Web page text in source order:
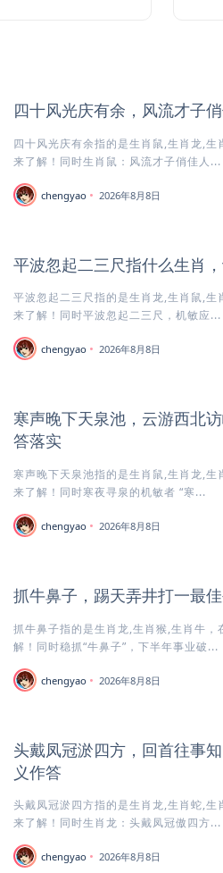
四十风光庆有余，风流才子
四十风光庆有余指的是生肖鼠,生肖龙,
来了解！同时生肖鼠：风流才子俏佳人...
chengyao 2026年8月8日
平波忽起二三尺指什么生肖
平波忽起二三尺指的是生肖龙,生肖鼠,
来了解！同时平波忽起二三尺，机敏应...
chengyao 2026年8月8日
寒声晚下天泉池，云游西北
答落实
寒声晚下天泉池指的是生肖鼠,生肖龙,
来了解！同时寒夜寻泉的机敏者 “寒...
chengyao 2026年8月8日
抓牛鼻子，踢天弄井打一最
抓牛鼻子指的是生肖龙,生肖猴,生肖牛
解！同时稳抓“牛鼻子”，下半年事业破...
chengyao 2026年8月8日
头戴凤冠淤四方，回首往事
义作答
头戴凤冠淤四方指的是生肖龙,生肖蛇,
来了解！同时生肖龙：头戴凤冠傲四方...
chengyao 2026年8月8日